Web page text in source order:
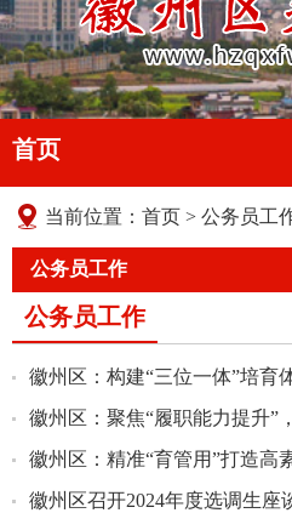
首页
当前位置： 首页 > 公务员工
公务员工作
公务员工作
徽州区：精准“育管用”打造高
徽州区召开2024年度选调生座